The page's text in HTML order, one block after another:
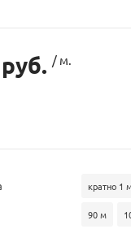
/ м.
кратно 1
90 м